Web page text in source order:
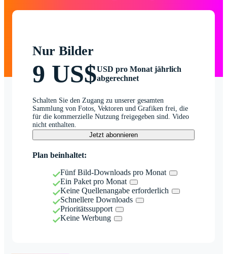
Nur Bilder
9 US$USD pro Monat jährlich
abgerechnet
Schalten Sie den Zugang zu unserer gesamten
Sammlung von Fotos, Vektoren und Grafiken frei, die
für die kommerzielle Nutzung freigegeben sind. Video
nicht enthalten.
Jetzt abonnieren
Plan beinhaltet:
Fünf Bild-Downloads pro Monat
Ein Paket pro Monat
Keine Quellenangabe erforderlich
Schnellere Downloads
Prioritätssupport
Keine Werbung